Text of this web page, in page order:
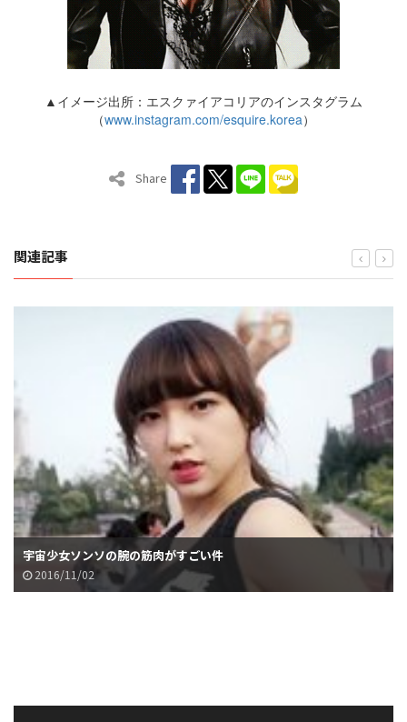
▲イメージ出所：エスクァイアコリアのインスタグラム
（www.instagram.com/esquire.korea）
Share
関連記事
宇宙少女ソンソの腕の筋肉がすごい件
2016/11/02